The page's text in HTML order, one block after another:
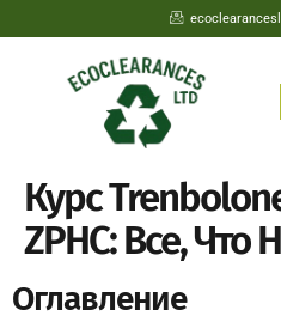
Курс
ZPHC: Все, Что
Оглавление